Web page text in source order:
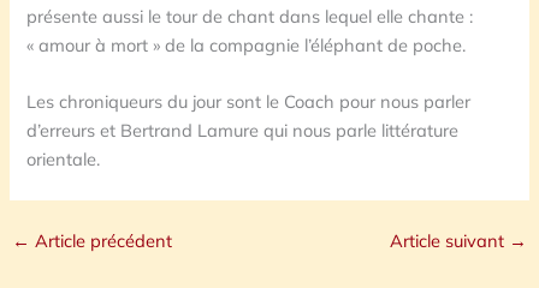
présente aussi le tour de chant dans lequel elle chante :
« amour à mort » de la compagnie l’éléphant de poche.
Les chroniqueurs du jour sont le Coach pour nous parler
d’erreurs et Bertrand Lamure qui nous parle littérature
orientale.
← Article précédent Article suivant →